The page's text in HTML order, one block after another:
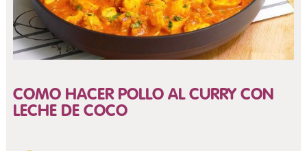
COMO HACER POLLO AL CURRY CON
LECHE DE COCO